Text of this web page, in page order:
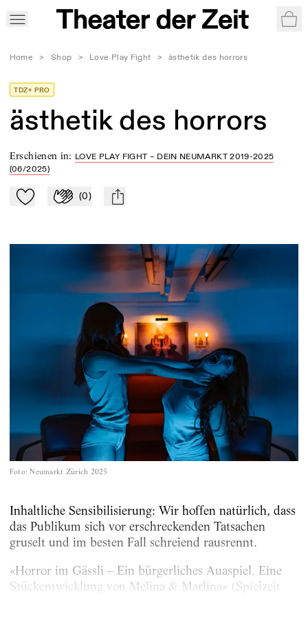
Home > Shop > Love Play Fight > ästhetik des horrors
TDZ+ PRO
ästhetik des horrors
Erschienen in: LOVE PLAY FIGHT – DEIN NEUMARKT 2019-2025
(06/2025)
Zu Mein-TdZ hinzufügen
Applaudieren
(0) mail
Foto: Neumarkt Zürich 2025
Inhaltliche Sensibilisierung: Wir hoffen natürlich, dass
das Publikum sich vor erschreckenden ­Tatsachen
gruselt und im besten Fall schreiend rausrennt.
«Horror im Gässli – Ein bürgerliches Auaspiel. Eine
Stück­entwicklung von Melina & Marlina» (Spielzeit